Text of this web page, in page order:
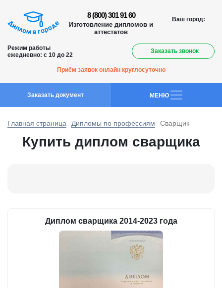
8 (800) 301 91 60
Изготовление дипломов и
аттестатов
Ваш город:
Режим работы
ежедневно: с 10 до 22
Заказать звонок
Приём заявок онлайн круглосуточно
Заказать документ MEНЮ
Главная страница Дипломы по профессиям Сварщик
Купить диплом сварщика
Диплом сварщика 2014-2023 года